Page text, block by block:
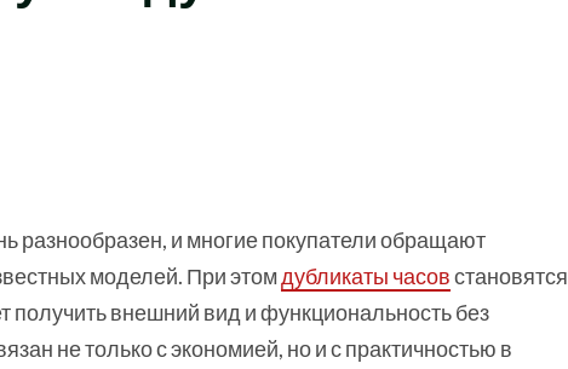
разнообразен, и многие покупатели обращают
моделей. При этомдубликаты часовстановятся
получить внешний вид и функциональность без
не только с экономией, но и с практичностью в